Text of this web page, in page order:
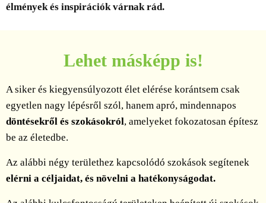
élmények és inspirációk várnak rád.
Lehet másképp is!
A siker és kiegyensúlyozott élet elérése korántsem csak
egyetlen nagy lépésről szól, hanem apró, mindennapos
döntésekről és szokásokról, amelyeket fokozatosan építesz
be az életedbe.
Az alábbi négy területhez kapcsolódó szokások segítenek
elérni a céljaidat, és növelni a hatékonyságodat.